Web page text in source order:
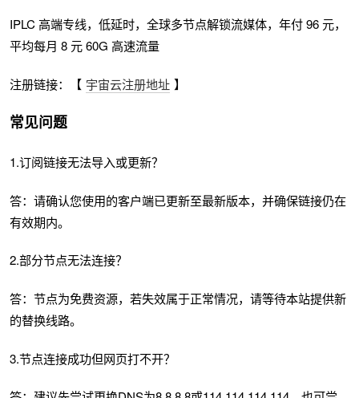
IPLC 高端专线，低延时，全球多节点解锁流媒体，年付 96 元，
平均每月 8 元 60G 高速流量
注册链接：【 宇宙云注册地址 】
常见问题
1.订阅链接无法导入或更新？
答：请确认您使用的客户端已更新至最新版本，并确保链接仍在
有效期内。
2.部分节点无法连接？
答：节点为免费资源，若失效属于正常情况，请等待本站提供新
的替换线路。
3.节点连接成功但网页打不开？